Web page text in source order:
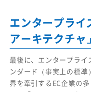
エンタープライ
アーキテクチャ
最後に、エンタープライ
ンダード（事実上の標
界を牽引するEC企業の